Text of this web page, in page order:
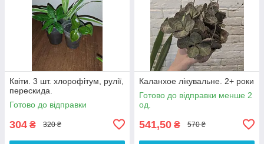
Квіти. 3 шт. хлорофітум, рулії,
перескида.
Готово до відправки
304 ₴ 320 ₴
Каланхое лікувальне. 2+ роки
Готово до відправки менше 2
од.
541,50 ₴ 570 ₴